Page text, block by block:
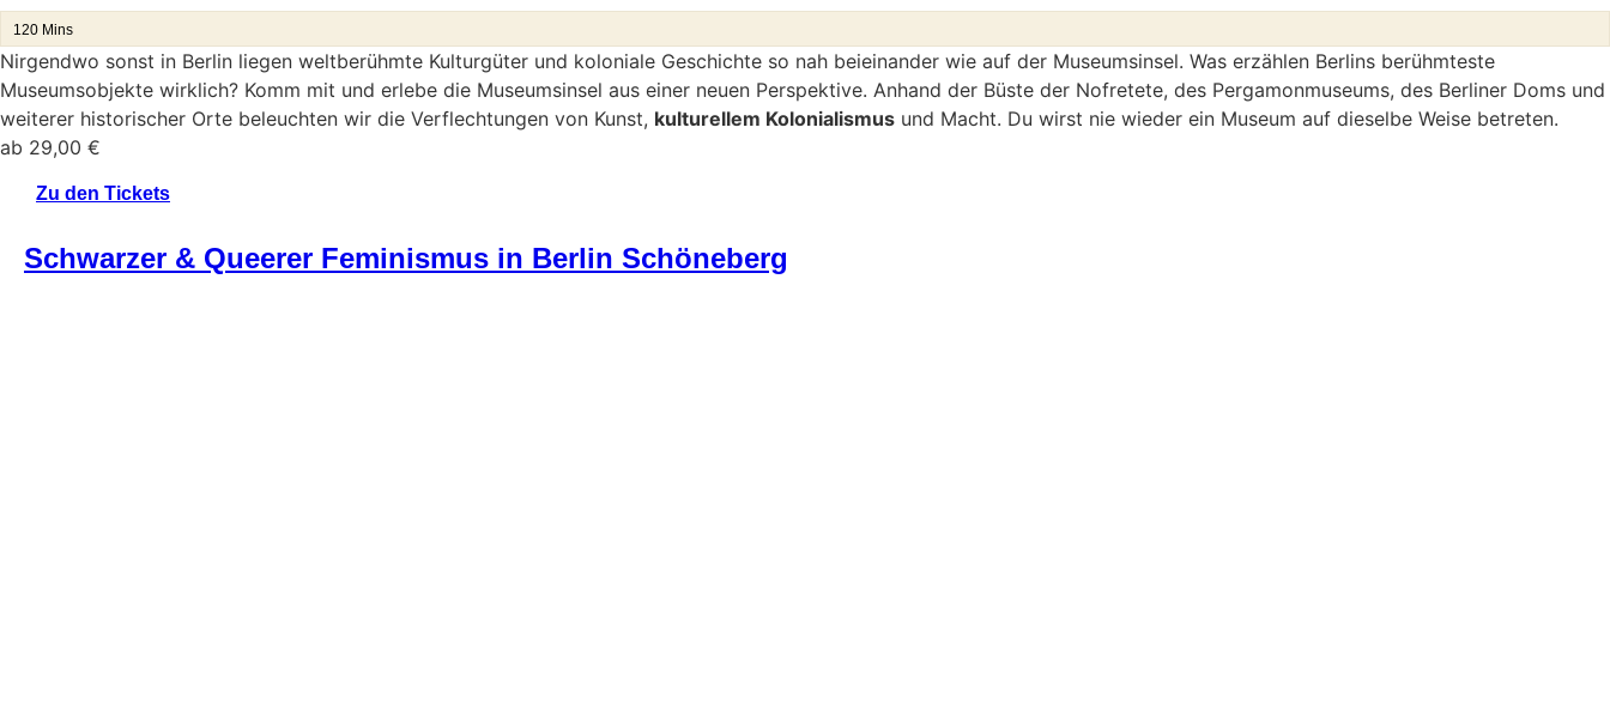
120 Mins
Nirgendwo sonst in Berlin liegen weltberühmte Kulturgüter und koloniale Geschichte so nah beieinander wie auf der Museumsinsel. Was erzählen Berlins berühmteste
Museumsobjekte wirklich? Komm mit und erlebe die Museumsinsel aus einer neuen Perspektive. Anhand der Büste der Nofretete, des Pergamonmuseums, des Berliner Doms und
weiterer historischer Orte beleuchten wir die Verflechtungen von Kunst, kulturellem Kolonialismus und Macht. Du wirst nie wieder ein Museum auf dieselbe Weise betreten.
ab 29,00 €
Zu den Tickets
Schwarzer & Queerer Feminismus in Berlin Schöneberg